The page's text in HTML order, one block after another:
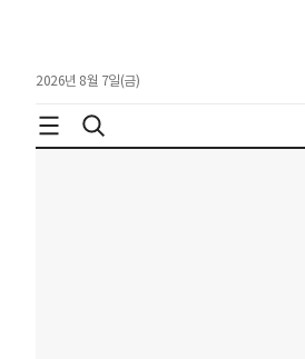
2026년 8월 7일(금)